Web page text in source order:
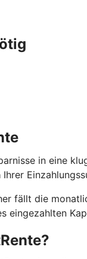
in eine
fällt die
eingezahlten